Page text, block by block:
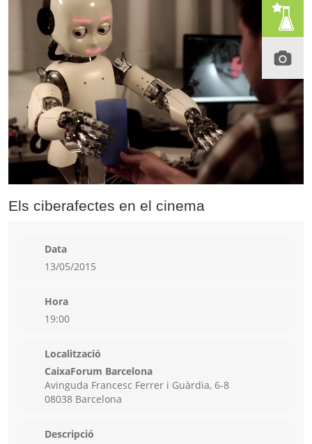
Els ciberafectes en el cinema
Data
13/05/2015
Hora
19:00
Localització
CaixaForum Barcelona
Avinguda Francesc Ferrer i Guàrdia, 6-8
08038 Barcelona
Descripció